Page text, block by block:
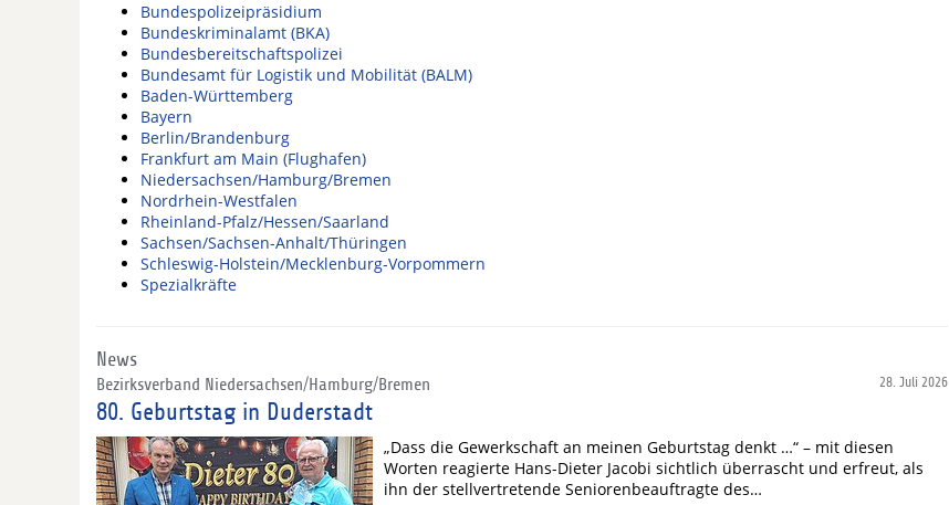
Bundespolizeipräsidium
Bundeskriminalamt (BKA)
Bundesbereitschaftspolizei
Bundesamt für Logistik und Mobilität (BALM)
Baden-Württemberg
Bayern
Berlin/Brandenburg
Frankfurt am Main (Flughafen)
Niedersachsen/Hamburg/Bremen
Nordrhein-Westfalen
Rheinland-Pfalz/Hessen/Saarland
Sachsen/Sachsen-Anhalt/Thüringen
Schleswig-Holstein/Mecklenburg-Vorpommern
Spezialkräfte
News
28. Juli 2026
Bezirksverband Niedersachsen/Hamburg/Bremen
80. Geburtstag in Duderstadt
„Dass die Gewerkschaft an meinen Geburtstag denkt …“ – mit diesen
Worten reagierte Hans-Dieter Jacobi sichtlich überrascht und erfreut, als
ihn der stellvertretende Seniorenbeauftragte des…